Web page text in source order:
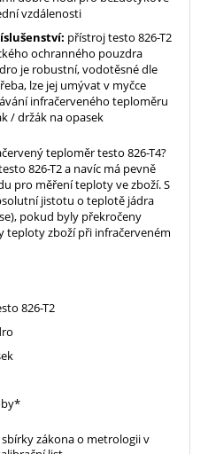
vzdálenosti
přístroj testo 826-T2
ochranného pouzdra
je robustní, vodotěsné dle
lze jej umývat v myčce
infračerveného teploměru
/ držák na opasek
teploměr testo 826-T4?
826-T2 a navíc má pevně
pro měření teploty ve zboží. S
jistotu o teplotě jádra
pokud byly překročeny
teploty zboží při infračerveném
826-T2
zákona o metrologii v